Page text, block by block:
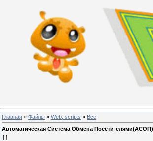
Главная » Файлы » Web, scripts » Все
Автоматическая Система Обмена Посетителями(АСОП)
[ ]